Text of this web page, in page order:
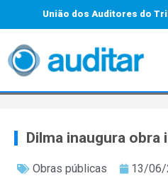
União dos Auditores do
Dilma inaugura obra
Obras públicas 13/06/